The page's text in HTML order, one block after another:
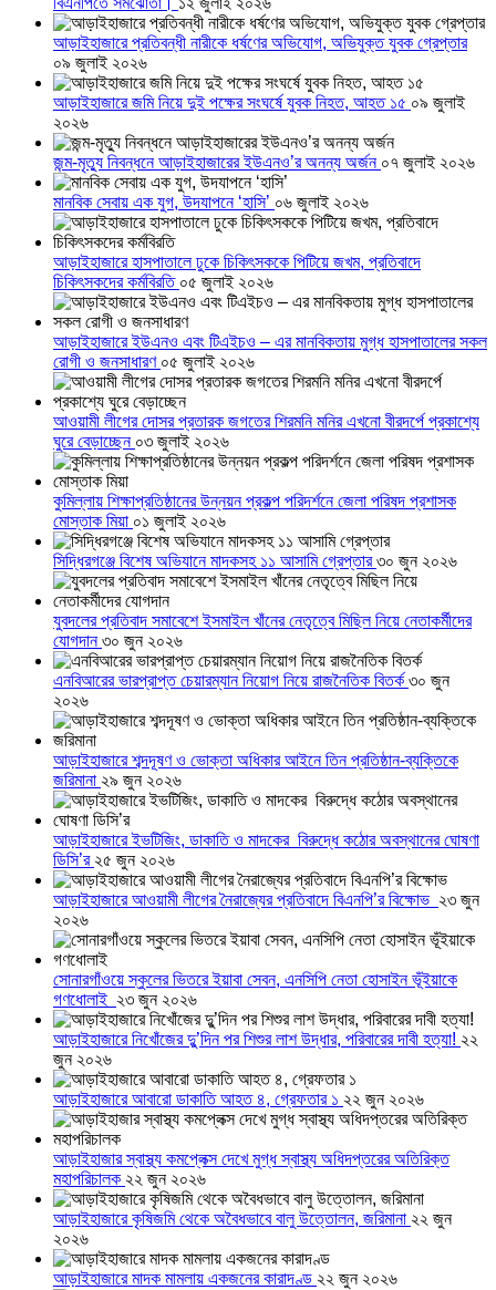
আড়াইহাজারে প্রতিবন্ধী নারীকে ধর্ষণের অভিযোগ, অভিযুক্ত যুবক গ্রেপ্তার
০৯ জুলাই ২০২৬
আড়াইহাজারে জমি নিয়ে দুই পক্ষের সংঘর্ষে যুবক নিহত, আহত ১৫ ০৯ জুলাই
২০২৬
জন্ম-মৃত্যু নিবন্ধনে আড়াইহাজারের ইউএনও’র অনন্য অর্জন ০৭ জুলাই ২০২৬
মানবিক সেবায় এক যুগ, উদযাপনে ‘হাসি’ ০৬ জুলাই ২০২৬
আড়াইহাজারে হাসপাতালে ঢুকে চিকিৎসককে পিটিয়ে জখম, প্রতিবাদে
চিকিৎসকদের কর্মবিরতি ০৫ জুলাই ২০২৬
আড়াইহাজারে ইউএনও এবং টিএইচও – এর মানবিকতায় মুগ্ধ হাসপাতালের সকল
রোগী ও জনসাধারণ ০৫ জুলাই ২০২৬
আওয়ামী লীগের দোসর প্রতারক জগতের শিরমনি মনির এখনো বীরদর্পে প্রকাশ্যে
ঘুরে বেড়াচ্ছেন ০৩ জুলাই ২০২৬
কুমিল্লায় শিক্ষাপ্রতিষ্ঠানের উন্নয়ন প্রকল্প পরিদর্শনে জেলা পরিষদ প্রশাসক
মোস্তাক মিয়া ০১ জুলাই ২০২৬
সিদ্ধিরগঞ্জে বিশেষ অভিযানে মাদকসহ ১১ আসামি গ্রেপ্তার৩০ জুন ২০২৬
যুবদলের প্রতিবাদ সমাবেশে ইসমাইল খাঁনের নেতৃত্বে মিছিল নিয়ে নেতাকর্মীদের
যোগদান৩০ জুন ২০২৬
এনবিআরের ভারপ্রাপ্ত চেয়ারম্যান নিয়োগ নিয়ে রাজনৈতিক বিতর্ক ৩০ জুন
২০২৬
আড়াইহাজারে শব্দদূষণ ও ভোক্তা অধিকার আইনে তিন প্রতিষ্ঠান-ব্যক্তিকে
জরিমানা ২৯ জুন ২০২৬
আড়াইহাজারে ইভটিজিং, ডাকাতি ও মাদকের বিরুদ্ধে কঠোর অবস্থানের ঘোষণা
ডিসি’র ২৫ জুন ২০২৬
আড়াইহাজারে আওয়ামী লীগের নৈরাজ্যের প্রতিবাদে বিএনপি’র বিক্ষোভ ২৩ জুন
২০২৬
সোনারগাঁওয়ে স্কুলের ভিতরে ইয়াবা সেবন, এনসিপি নেতা হোসাইন ভূঁইয়াকে
গণধোলাই ২৩ জুন ২০২৬
আড়াইহাজারে নিখোঁজের দুু’দিন পর শিশুর লাশ উদ্ধার, পরিবারের দাবী হত্যা! ২২
জুন ২০২৬
আড়াইহাজারে আবারো ডাকাতি আহত ৪, গ্রেফতার ১ ২২ জুন ২০২৬
আড়াইহাজার স্বাস্থ্য কমপ্লেক্স দেখে মুগ্ধ স্বাস্থ্য অধিদপ্তরের অতিরিক্ত
মহাপরিচালক ২২ জুন ২০২৬
আড়াইহাজারে কৃষিজমি থেকে অবৈধভাবে বালু উত্তোলন, জরিমানা ২২ জুন
২০২৬
আড়াইহাজারে মাদক মামলায় একজনের কারাদণ্ড ২২ জুন ২০২৬